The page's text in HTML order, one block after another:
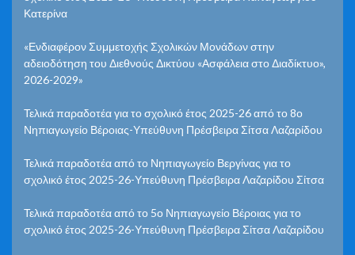
Κατερίνα
«Ενδιαφέρον Συμμετοχής Σχολικών Μονάδων στην
αδειοδότηση του Διεθνούς Δικτύου «Ασφάλεια στο Διαδίκτυο»,
2026-2029»
Τελικά παραδοτέα για το σχολικό έτος 2025-26 από το 8ο
Νηπιαγωγείο Βέροιας-Υπεύθυνη Πρέσβειρα Σίτσα Λαζαρίδου
Τελικά παραδοτέα από το Νηπιαγωγείο Βεργίνας για το
σχολικό έτος 2025-26-Υπεύθυνη Πρέσβειρα Λαζαρίδου Σίτσα
Τελικά παραδοτέα από το 5ο Νηπιαγωγείο Βέροιας για το
σχολικό έτος 2025-26-Υπεύθυνη Πρέσβειρα Σίτσα Λαζαρίδου